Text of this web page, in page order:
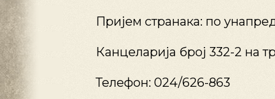
Пријем странака: по
Канцеларија број 332-2 на
Телефон: 024/626-863